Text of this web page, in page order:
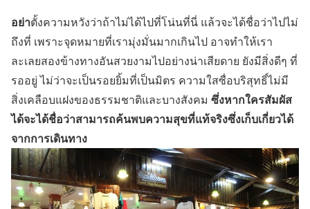
อย่าตั้งความหวังว่าถ้าไม่ได้ไปที่โน่นที่นี่ แล้วจะได้ชื่อว่าไปไม่
ถึงที่ เพราะจุดหมายที่เรามุ่งมั่นมากเกินไป อาจทำให้เรา
ละเลยสองข้างทางอันสวยงามไปอย่างน่าเสียดาย ยังมีสิ่งดีๆ ที่
รออยู่ ไม่ว่าจะเป็นรอยยิ้มที่เป็นมิตร ความใสซื่อบริสุทธิ์ไม่มี
สิ่งเคลือบแฝงของธรรมชาติและบางสังคม ซึ่งหากใครสัมผัส
ได้จะได้ชื่อว่าสามารถค้นพบความสุขที่แท้จริงซึ่งเก็บเกี่ยวได้
จากการเดินทาง